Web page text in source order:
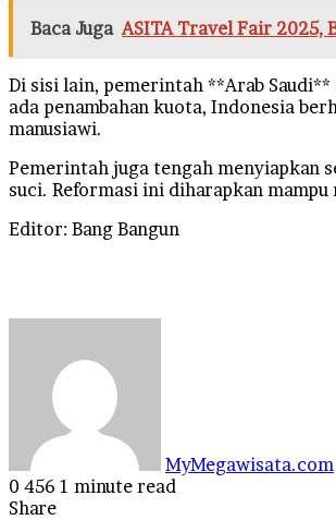
Baca Juga ASITA Travel Fair 2025,
Di sisi lain, pemerintah **Arab
ada penambahan kuota, Indonesia
manusiawi.
Pemerintah juga tengah menyiapkan
suci. Reformasi ini diharapkan
Editor: Bang Bangun
MyMegawisata.com
0 456 1 minute read
Facebook
Twitter
LinkedIn
Tumblr
Pinterest
Reddit
VKontakte
Odnoklassniki
Pocket
Share